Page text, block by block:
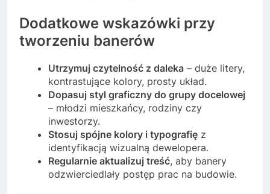
Dodatkowe wskazówki przy
tworzeniu banerów
Utrzymuj czytelność z daleka – duże litery,
kontrastujące kolory, prosty układ.
Dopasuj styl graficzny do grupy docelowej
– młodzi mieszkańcy, rodziny czy
inwestorzy.
Stosuj spójne kolory i typografię z
identyfikacją wizualną dewelopera.
Regularnie aktualizuj treść, aby banery
odzwierciedlały postęp prac na budowie.